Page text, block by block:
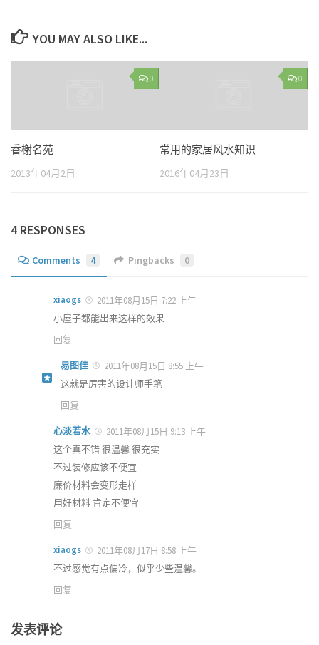
YOU MAY ALSO LIKE...
0
香榭名苑
2013年04月2日
0
常用的家居风水知识
2016年04月23日
4 RESPONSES
Comments 4 Pingbacks 0
xiaogs
2011年08月15日 7:22 上午
小屋子都能出来这样的效果
回复
易图佳
2011年08月15日 8:55 上午
这就是厉害的设计师手笔
回复
心淡若水
2011年08月15日 9:13 上午
这个真不错 很温馨 很充实
不过装修应该不便宜
廉价材料会变形走样
用好材料 肯定不便宜
回复
xiaogs
2011年08月17日 8:58 上午
不过感觉有点偏冷，似乎少些温馨。
回复
发表评论